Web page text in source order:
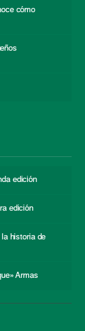
cómo
edición
edición
historia de
Armas